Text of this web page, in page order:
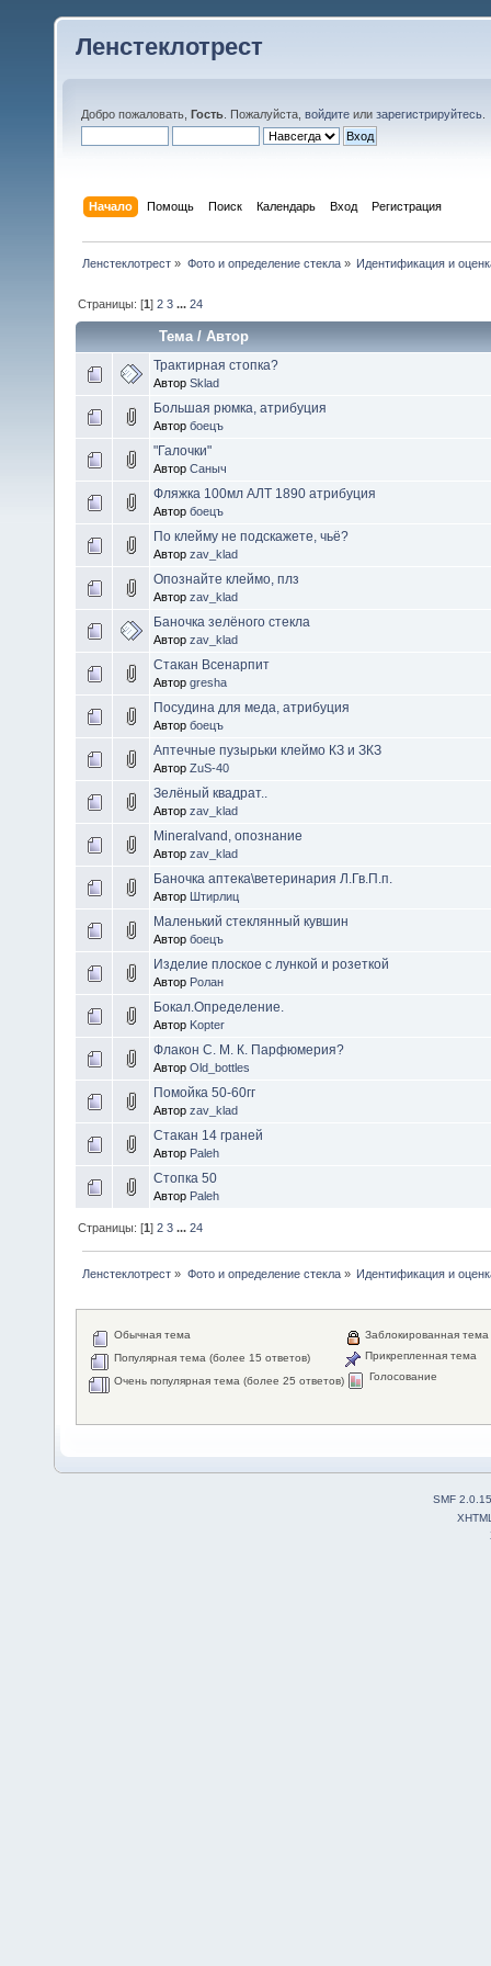
Ленстеклотрест
Добро пожаловать, Гость . Пожалуйста, войдите или зарегистрируйтесь
Начало Помощь Поиск Календарь Вход Регистрация
Ленстеклотрест » Фото и определение стекла» Идентификация и
Страницы: [1]2 3 ...24
Тема/Автор
Трактирная стопка?
Автор Sklad
Большая рюмка, атрибуция
Автор боецъ
"Галочки"
Автор Саныч
Фляжка 100мл АЛТ 1890 атрибуция
Автор боецъ
По клейму не подскажете, чьё?
Автор zav_klad
Опознайте клеймо, плз
Автор zav_klad
Баночка зелёного стекла
Автор zav_klad
Стакан Всенарпит
Автор gresha
Посудина для меда, атрибуция
Автор боецъ
Аптечные пузырьки клеймо КЗ и ЗКЗ
Автор ZuS-40
Зелёный квадрат..
Автор zav_klad
Mineralvand, опознание
Автор zav_klad
Баночка аптека\ветеринария Л.Гв.П.п.
Автор Штирлиц
Маленький стеклянный кувшин
Автор боецъ
Изделие плоское с лункой и розеткой
Автор Ролан
Бокал.Определение.
Автор Kopter
Флакон С. М. К. Парфюмерия?
Автор Old_bottles
Помойка 50-60гг
Автор zav_klad
Стакан 14 граней
Автор Paleh
Стопка 50
Автор Paleh
Страницы: [1]2 3 ...24
Ленстеклотрест » Фото и определение стекла» Идентификация и
Обычная тема
Популярная тема (более 15 ответов)
Очень популярная тема (более 25 ответов)
Заблокированная тема
Прикрепленная тема
Голосование
SMF 2.0.15